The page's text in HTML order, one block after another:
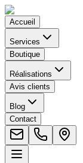
Accueil
Services
Boutique
Réalisations
Avis clients
Blog
Contact